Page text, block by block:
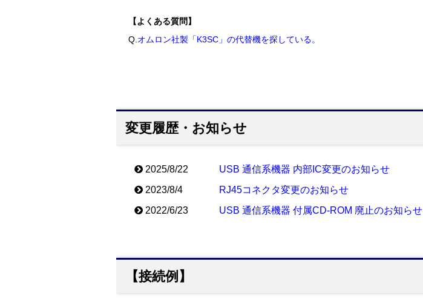
【よくある質問】
Q.オムロン社製「K3SC」の代替機を探している。
変更履歴・お知らせ
2025/8/22
USB 通信系機器 内部IC変更のお知らせ
2023/8/4
RJ45コネクタ変更のお知らせ
2022/6/23
USB 通信系機器 付属CD-ROM 廃止のお知らせ
【接続例】